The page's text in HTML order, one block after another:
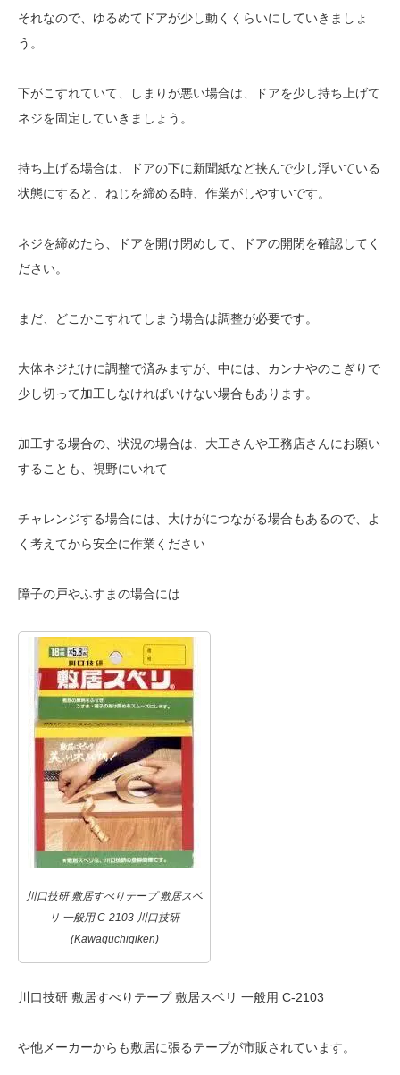
それなので、ゆるめてドアが少し動くくらいにしていきましょ
う。
下がこすれていて、しまりが悪い場合は、ドアを少し持ち上げて
ネジを固定していきましょう。
持ち上げる場合は、ドアの下に新聞紙など挟んで少し浮いている
状態にすると、ねじを締める時、作業がしやすいです。
ネジを締めたら、ドアを開け閉めして、ドアの開閉を確認してく
ださい。
まだ、どこかこすれてしまう場合は調整が必要です。
大体ネジだけに調整で済みますが、中には、カンナやのこぎりで
少し切って加工しなければいけない場合もあります。
加工する場合の、状況の場合は、大工さんや工務店さんにお願い
することも、視野にいれて
チャレンジする場合には、大けがにつながる場合もあるので、よ
く考えてから安全に作業ください
障子の戸やふすまの場合には
川口技研 敷居すべりテープ 敷居スベ
リ 一般用 C-2103 川口技研
(Kawaguchigiken)
川口技研 敷居すべりテープ 敷居スベリ 一般用 C-2103
や他メーカーからも敷居に張るテープが市販されています。